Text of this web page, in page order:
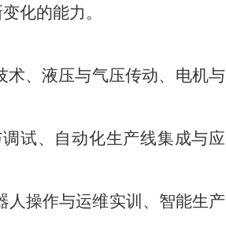
化的能力。
、液压与气压传动、电机与
试、自动化生产线集成与应
人操作与运维实训、智能生产